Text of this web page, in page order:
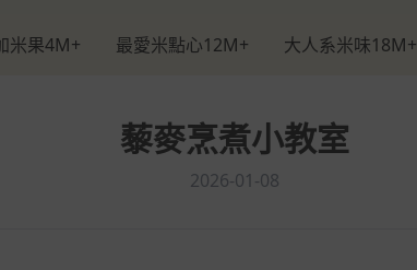
米果4M+ 最愛米點心12M+ 大人系米味18M+
藜麥烹煮小教室
2026-01-08